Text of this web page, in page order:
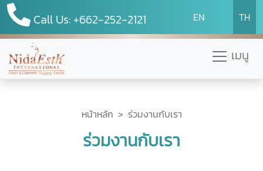
Call Us: +662-252-2121 EN TH
เมนู
หน้าหลัก > ร่วมงานกับเรา
ร่วมงานกับเรา